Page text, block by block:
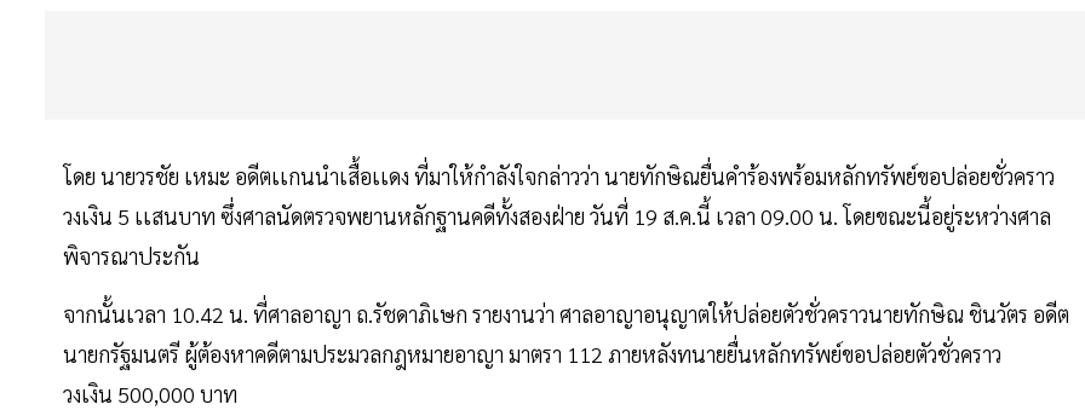
โดย นายวรชัย เหมะ อดีตเเกนนำเสื้อเเดง ที่มาให้กำลังใจกล่าวว่า นายทักษิณยื่นคำร้องพร้อมหลักทรัพย์ขอปล่อยชั่วคราว
วงเงิน 5 เเสนบาท ซึ่งศาลนัดตรวจพยานหลักฐานคดีทั้งสองฝ่าย วันที่ 19 ส.ค.นี้ เวลา 09.00 น. โดยขณะนี้อยู่ระหว่างศาล
พิจารณาประกัน
จากนั้นเวลา 10.42 น. ที่ศาลอาญา ถ.รัชดาภิเษก รายงานว่า ศาลอาญาอนุญาตให้ปล่อยตัวชั่วคราวนายทักษิณ ชินวัตร อดีต
นายกรัฐมนตรี ผู้ต้องหาคดีตามประมวลกฎหมายอาญา มาตรา 112 ภายหลังทนายยื่นหลักทรัพย์ขอปล่อยตัวชั่วคราว
วงเงิน 500,000 บาท